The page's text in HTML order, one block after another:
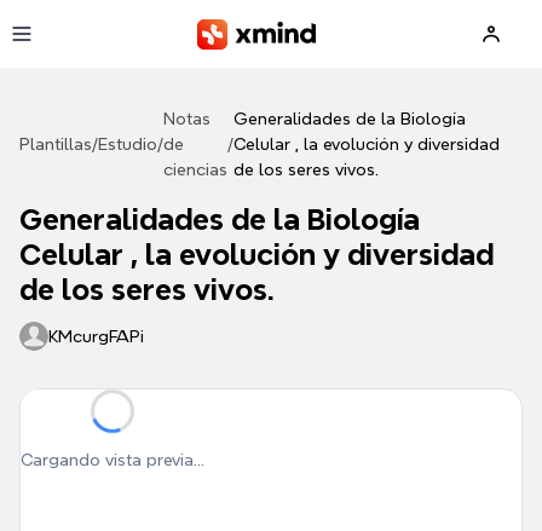
Plantillas/Estudio/
Notas
de
ciencias
/
Generalidades de la Biología
Celular , la evolución y diversidad
de los seres vivos.
Generalidades de la Biología
Celular , la evolución y diversidad
de los seres vivos.
KMcurgFAPi
Cargando vista previa...